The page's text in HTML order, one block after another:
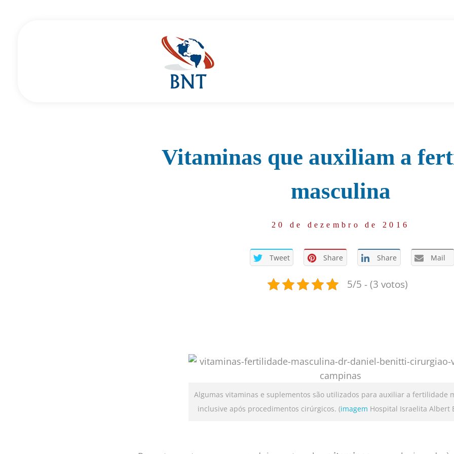
Vitaminas que auxiliam a
masculina
20 de dezembro de 2016
Tweet Share Share Mail
5/5 - (3 votos)
Algumas vitaminas e suplementos são utilizados para auxiliar a fertilidade
inclusive após procedimentos cirúrgicos. (imagem Hospital Israelita Albert